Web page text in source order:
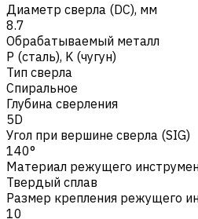
Диаметр сверла (DC), мм
8.7
Обрабатываемый металл
Р (сталь), K (чугун)
Тип сверла
Спиральное
Глубина сверления
5D
Угол при вершине сверла (SIG)
140°
Материал режущего
Твердый сплав
Размер крепления режущего
10